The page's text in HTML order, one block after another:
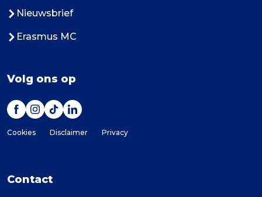
Nieuwsbrief
Erasmus MC
Volg ons op
Cookies Disclaimer Privacy
Contact